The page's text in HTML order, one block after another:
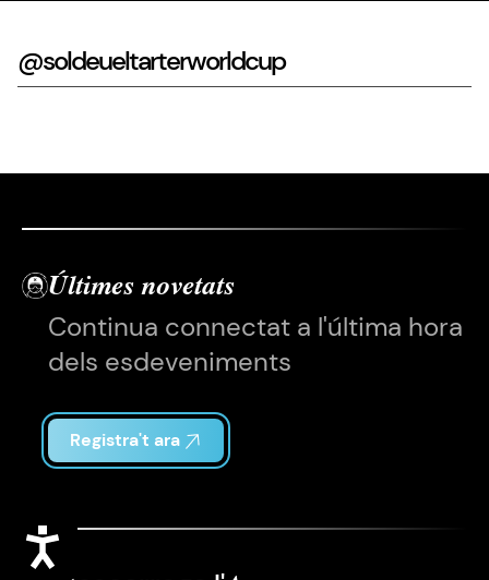
@soldeueltarterworldcup
Últimes novetats
Continua connectat a l'última hora
dels esdeveniments
Registra't ara